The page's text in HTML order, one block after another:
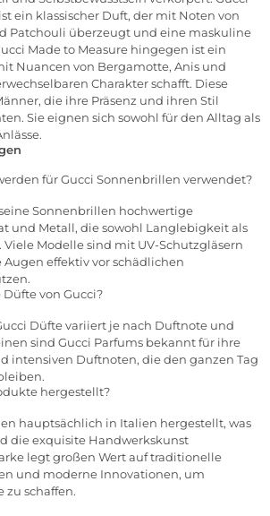
ein klassischer Duft, der mit Noten von
Patchouli überzeugt und eine maskuline
Made to Measure hingegen ist ein
Nuancen von Bergamotte, Anis und
Charakter schafft. Diese
die ihre Präsenz und ihren Stil
Sie eignen sich sowohl für den Alltag als
für Gucci Sonnenbrillen verwendet?
Sonnenbrillen hochwertige
und Metall, die sowohl Langlebigkeit als
Modelle sind mit UV-Schutzgläsern
effektiv vor schädlichen
von Gucci?
Düfte variiert je nach Duftnote und
sind Gucci Parfums bekannt für ihre
intensiven Duftnoten, die den ganzen Tag
hergestellt?
hauptsächlich in Italien hergestellt, was
die exquisite Handwerkskunst
legt großen Wert auf traditionelle
und moderne Innovationen, um
zu schaffen.